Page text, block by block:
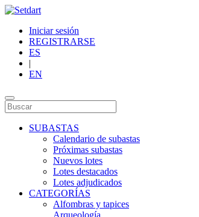
Iniciar sesión
REGISTRARSE
ES
|
EN
SUBASTAS
Calendario de subastas
Próximas subastas
Nuevos lotes
Lotes destacados
Lotes adjudicados
CATEGORÍAS
Alfombras y tapices
Arqueología